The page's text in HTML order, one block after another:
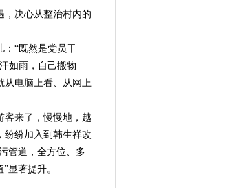
决心从整治村内的
“既然是党员干
如雨，自己搬物
从电脑上看、从网上
来了，慢慢地，越
纷纷加入到韩生祥改
管道，全方位、多
显著提升。